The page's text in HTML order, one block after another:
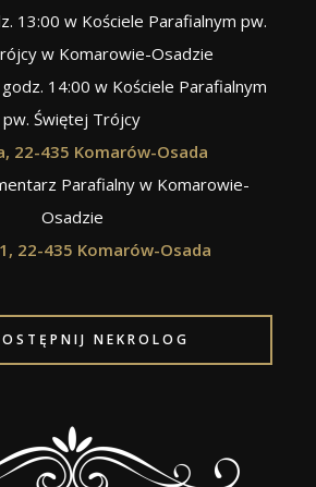
13:00 w Kościele Parafialnym pw.
w Komarowie-Osadzie
14:00 w Kościele Parafialnym
pw. Świętej Trójcy
22-435 Komarów-Osada
Parafialny w Komarowie-
Osadzie
22-435 Komarów-Osada
NEKROLOG